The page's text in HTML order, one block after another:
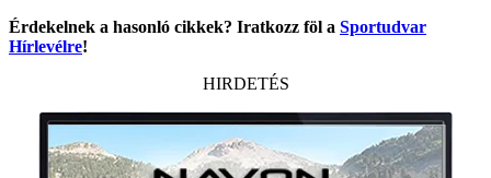
Érdekelnek a hasonló cikkek? Iratkozz föl a Sportudvar
Hírlevélre!
HIRDETÉS